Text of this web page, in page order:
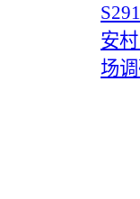
安
场